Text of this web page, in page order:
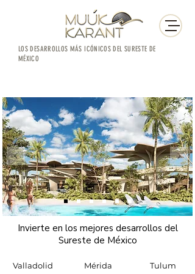
LOS DESARROLLOS MÁS ICÓNICOS DEL SURESTE DE
MÉXICO
Invierte en los mejores desarrollos del
Sureste de México
Valladolid Mérida Tulum